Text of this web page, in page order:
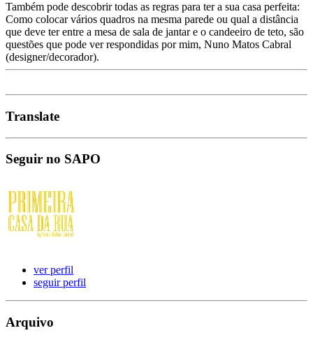
Também pode descobrir todas as regras para ter a sua casa perfeita:
Como colocar vários quadros na mesma parede ou qual a distância
que deve ter entre a mesa de sala de jantar e o candeeiro de teto, são
questões que pode ver respondidas por mim, Nuno Matos Cabral
(designer/decorador).
Translate
Seguir no SAPO
ver perfil
seguir perfil
Arquivo